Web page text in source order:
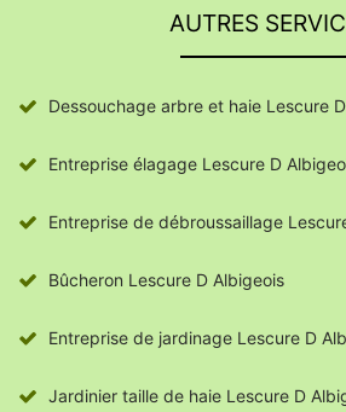
AUTRES
Dessouchage arbre et haie Lescure
Entreprise élagage Lescure D
Entreprise de débroussaillage
Bûcheron Lescure D Albigeois
Entreprise de jardinage Lescure D
Jardinier taille de haie Lescure D